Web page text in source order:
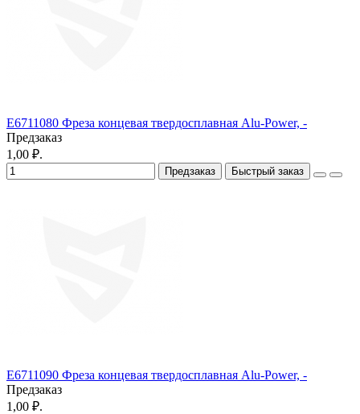
E6711080 Фреза концевая твердосплавная Alu-Power, -
Предзаказ
1,00 ₽.
Предзаказ Быстрый заказ
E6711090 Фреза концевая твердосплавная Alu-Power, -
Предзаказ
1,00 ₽.